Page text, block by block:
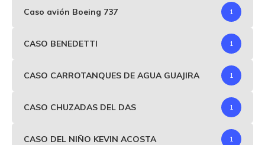
Caso avión Boeing 737 1
CASO BENEDETTI 1
CASO CARROTANQUES DE AGUA GUAJIRA 1
CASO CHUZADAS DEL DAS 1
CASO DEL NIÑO KEVIN ACOSTA 1